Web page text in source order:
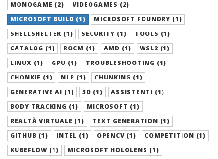
MONOGAME (2)
VIDEOGAMES (2)
MICROSOFT BUILD (1)
MICROSOFT FOUNDRY (1)
SHELLSHELTER (1)
SECURITY (1)
TOOLS (1)
CATALOG (1)
ROCM (1) AMD (1)
WSL2 (1)
LINUX (1)
GPU (1)
TROUBLESHOOTING (1)
CHONKIE (1)
NLP (1)
CHUNKING (1)
GENERATIVE AI (1)
3D (1)
ASSISTENTI (1)
BODY TRACKING (1)
MICROSOFT (1)
REALTÀ VIRTUALE (1)
TEXT GENERATION (1)
GITHUB (1)
INTEL (1) OPENCV (1)
COMPETITION (1)
KUBEFLOW (1)
MICROSOFT HOLOLENS (1)